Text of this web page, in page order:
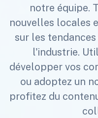
notre équipe.
nouvelles locales
sur les
l'industrie.
développer vos
ou adoptez un
profitez du